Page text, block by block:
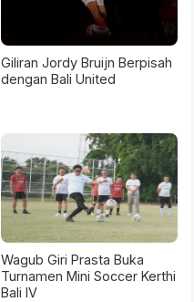
Giliran Jordy Bruijn Berpisah
dengan Bali United
Wagub Giri Prasta Buka
Turnamen Mini Soccer Kerthi
Bali IV